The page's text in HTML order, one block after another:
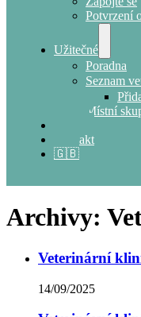
Potvrzení
Užitečné
Poradna
Seznam
Místní
Kontakt
🇬🇧
Archivy:
Veterinární
14/09/2025